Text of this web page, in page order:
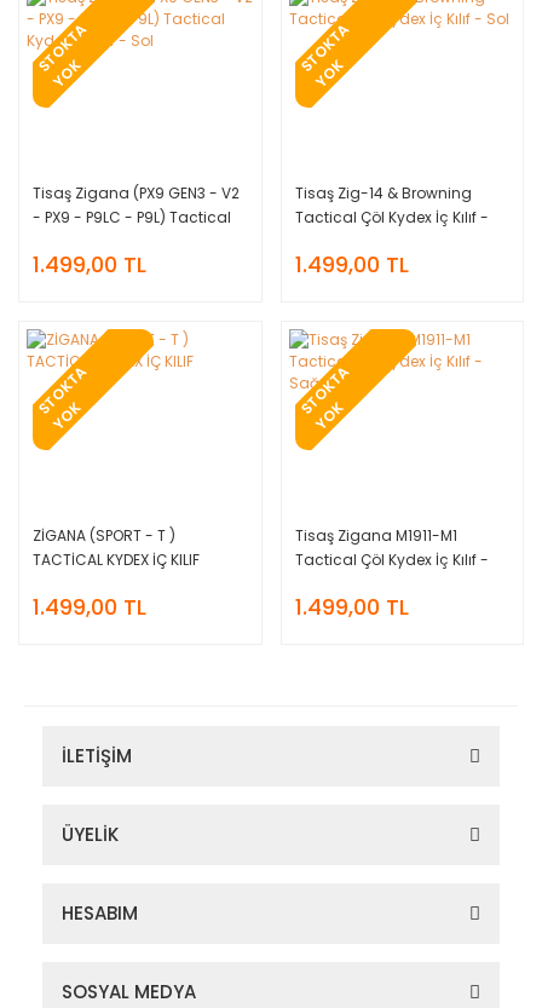
S
T
O
K
T
A
Y
O
K
Tisaş Zigana (PX9 GEN3 - V2
- PX9 - P9LC - P9L) Tactical
1.499,00 TL
S
T
O
K
T
A
Y
O
K
Tisaş Zig-14 & Browning
Tactical Çöl Kydex İç Kılıf -
1.499,00 TL
S
T
O
K
T
A
Y
O
K
ZİGANA (SPORT - T )
TACTİCAL KYDEX İÇ KILIF
1.499,00 TL
S
T
O
K
T
A
Y
O
K
Tisaş Zigana M1911-M1
Tactical Çöl Kydex İç Kılıf -
1.499,00 TL
İLETİŞİM
ÜYELİK
HESABIM
SOSYAL MEDYA